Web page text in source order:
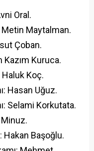
Oral.
Maytalman.
Çoban.
Kazım Kuruca.
Haluk Koç.
Hasan Uğuz.
Selami Korkutata.
Minuz.
Hakan Başoğlu.